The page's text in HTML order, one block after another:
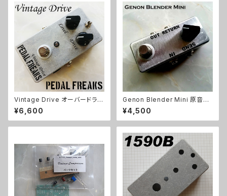
Vintage Drive オーバードライ
ブキット【PEDAL FREAKS】
¥6,600
Genon Blender Mini 原音ブ
レンドキット【BASIC KIT】
¥4,500